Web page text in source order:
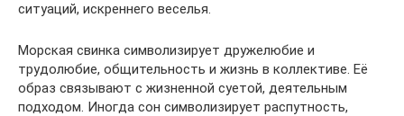
ситуаций, искреннего веселья.
Морская свинка символизирует дружелюбие и
трудолюбие, общительность и жизнь в коллективе. Её
образ связывают с жизненной суетой, деятельным
подходом. Иногда сон символизирует распутность,